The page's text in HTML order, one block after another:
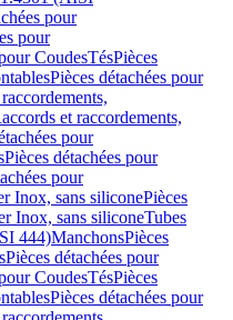
pour
pour
CoudesTésPièces
Pièces détachées pour
et raccordements,
pour
Pièces détachées pour
pour
Inox, sans siliconePièces
Inox, sans siliconeTubes
444)ManchonsPièces
Pièces détachées pour
CoudesTésPièces
Pièces détachées pour